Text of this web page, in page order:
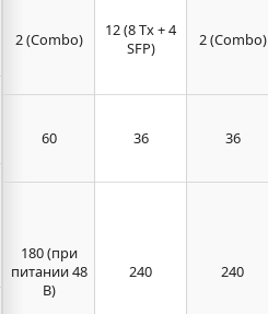
2 (Combo)
12 (8 Tx + 4
SFP)
2 (Combo)
60 36 36
180 (при
питании 48
В)
240 240